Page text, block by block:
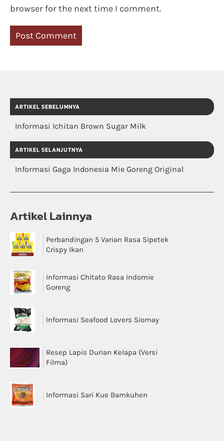
browser for the next time I comment.
ARTIKEL SEBELUMNYA
Informasi Ichitan Brown Sugar Milk
ARTIKEL SELANJUTNYA
Informasi Gaga Indonesia Mie Goreng Original
Artikel Lainnya
Perbandingan 5 Varian Rasa Sipetek
Crispy Ikan
Informasi Chitato Rasa Indomie
Goreng
Informasi Seafood Lovers Siomay
Resep Lapis Durian Kelapa (Versi
Filma)
Informasi Sari Kue Bamkuhen